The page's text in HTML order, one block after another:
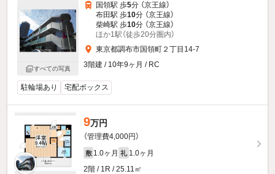
すべての写真
国領駅 歩5分 （京王線）
布田駅 歩10分 （京王線）
柴崎駅 歩10分 （京王線）
ほか1駅（徒歩20分圏内）
東京都調布市国領町２丁目14-7
3階建 / 10年9ヶ月 / RC
駐輪場あり 宅配ボックス
9万円
（管理費4,000円）
敷 1.0ヶ月 礼 1.0ヶ月
2階 / 1R / 25.11㎡